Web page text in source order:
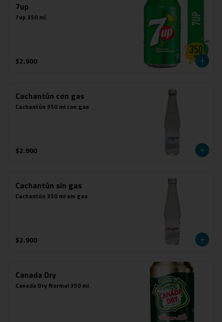
7up
7up 350 ml.
$2.900
Cachantún con gas
Cachantún 350 ml con gas
$2.900
Cachantún sin gas
Cachantún 350 ml sin gas
$2.900
Canada Dry
Canada Dry Normal 350 ml.